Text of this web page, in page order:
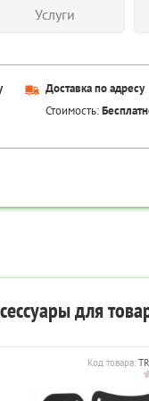
Услуги
Доставка по адресу
Стоимость:
для
Код товара: